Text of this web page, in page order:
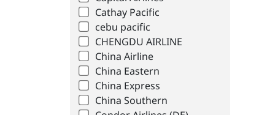
Cathay Pacific
cebu pacific
CHENGDU AIRLINE
China Airline
China Eastern
China Express
China Southern